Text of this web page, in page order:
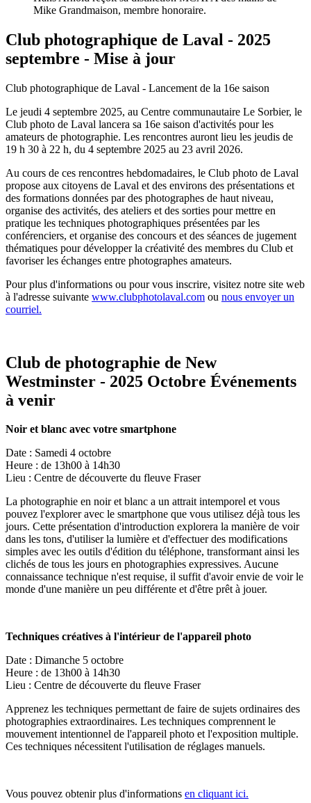
Mike Grandmaison, membre honoraire.
Club photographique de Laval - 2025
septembre - Mise à jour
Club photographique de Laval - Lancement de la 16e saison
Le jeudi 4 septembre 2025, au Centre communautaire Le Sorbier, le
Club photo de Laval lancera sa 16e saison d'activités pour les
amateurs de photographie. Les rencontres auront lieu les jeudis de
19 h 30 à 22 h, du 4 septembre 2025 au 23 avril 2026.
Au cours de ces rencontres hebdomadaires, le Club photo de Laval
propose aux citoyens de Laval et des environs des présentations et
des formations données par des photographes de haut niveau,
organise des activités, des ateliers et des sorties pour mettre en
pratique les techniques photographiques présentées par les
conférenciers, et organise des concours et des séances de jugement
thématiques pour développer la créativité des membres du Club et
favoriser les échanges entre photographes amateurs.
Pour plus d'informations ou pour vous inscrire, visitez notre site web
à l'adresse suivante www.clubphotolaval.com ou nous envoyer un
courriel.
Club de photographie de New
Westminster - 2025 Octobre Événements
à venir
Noir et blanc avec votre smartphone
Date : Samedi 4 octobre
Heure : de 13h00 à 14h30
Lieu : Centre de découverte du fleuve Fraser
La photographie en noir et blanc a un attrait intemporel et vous
pouvez l'explorer avec le smartphone que vous utilisez déjà tous les
jours. Cette présentation d'introduction explorera la manière de voir
dans les tons, d'utiliser la lumière et d'effectuer des modifications
simples avec les outils d'édition du téléphone, transformant ainsi les
clichés de tous les jours en photographies expressives. Aucune
connaissance technique n'est requise, il suffit d'avoir envie de voir le
monde d'une manière un peu différente et d'être prêt à jouer.
Techniques créatives à l'intérieur de l'appareil photo
Date : Dimanche 5 octobre
Heure : de 13h00 à 14h30
Lieu : Centre de découverte du fleuve Fraser
Apprenez les techniques permettant de faire de sujets ordinaires des
photographies extraordinaires. Les techniques comprennent le
mouvement intentionnel de l'appareil photo et l'exposition multiple.
Ces techniques nécessitent l'utilisation de réglages manuels.
Vous pouvez obtenir plus d'informations en cliquant ici.